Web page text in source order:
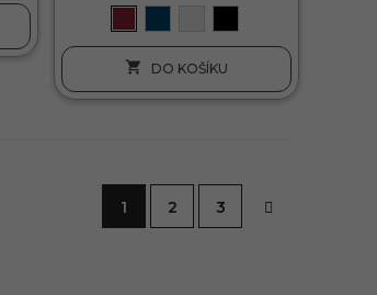
 DO KOŠÍKU
1 2 3